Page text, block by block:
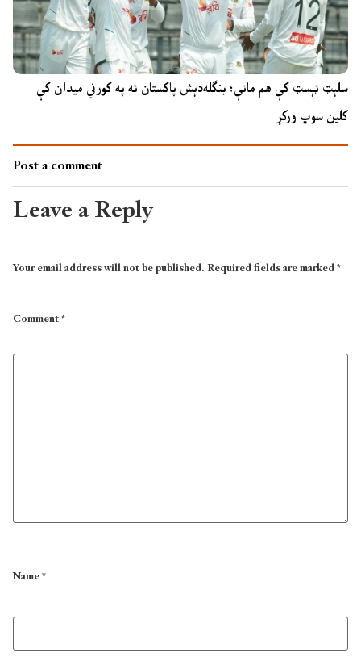
سلېټ ټېسټ کې هم ماتې؛ بنګله‌دېش پاکستان ته په کورني میدان کې
کلین سوپ ورکړ
Post a comment
Leave a Reply
Your email address will not be published.Required fields are marked*
Comment*
Name*